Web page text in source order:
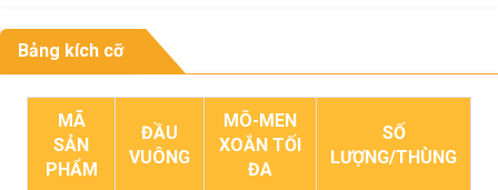
Bảng kích cỡ
MÃ
SẢN
PHẨM
ĐẦU
VUÔNG
MÔ-MEN
XOẮN TỐI
ĐA
SỐ
LƯỢNG/THÙNG